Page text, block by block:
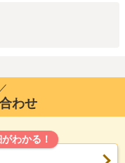
わせ
わかる！